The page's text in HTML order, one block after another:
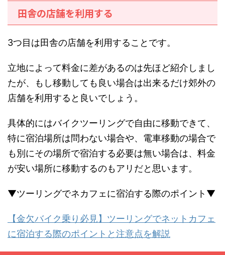
田舎の店舗を利用する
3つ目は田舎の店舗を利用することです。
立地によって料金に差があるのは先ほど紹介しまし
たが、もし移動しても良い場合は出来るだけ郊外の
店舗を利用すると良いでしょう。
具体的にはバイクツーリングで自由に移動できて、
特に宿泊場所は問わない場合や、電車移動の場合で
も別にその場所で宿泊する必要は無い場合は、料金
が安い場所に移動するのもアリだと思います。
▼ツーリングでネカフェに宿泊する際のポイント▼
【金欠バイク乗り必見】ツーリングでネットカフェ
に宿泊する際のポイントと注意点を解説